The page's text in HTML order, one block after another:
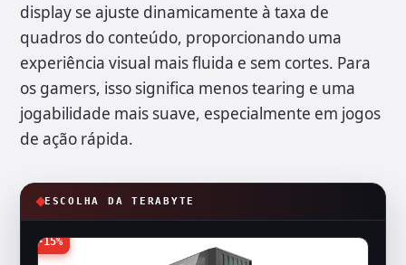
display se ajuste dinamicamente à taxa de
quadros do conteúdo, proporcionando uma
experiência visual mais fluida e sem cortes. Para
os gamers, isso significa menos tearing e uma
jogabilidade mais suave, especialmente em jogos
de ação rápida.
ESCOLHA DA TERABYTE
-15%